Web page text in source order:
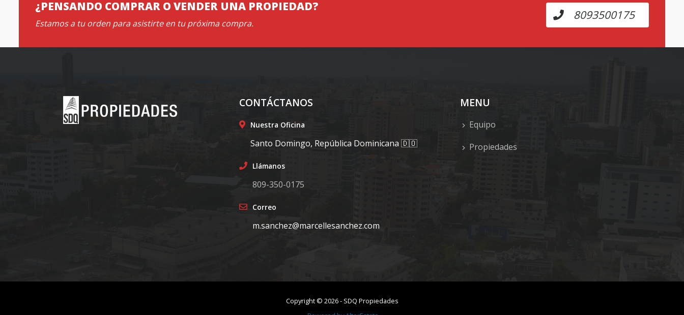
¿PENSANDO COMPRAR O VENDER UNA PROPIEDAD?
Estamos a tu orden para asistirte en tu próxima compra.
8093500175
CONTÁCTANOS
Nuestra Oficina
Santo Domingo, República Dominicana 🇩🇴
Llámanos
809-350-0175
Correo
m.sanchez@marcellesanchez.com
MENU
Equipo
Propiedades
Copyright © 2026- SDQ Propiedades